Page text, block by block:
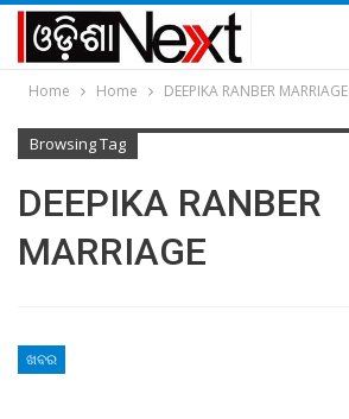
Home Home DEEPIKA RANBER MARRIAGE
Browsing Tag
DEEPIKA RANBER
MARRIAGE
ଖବର